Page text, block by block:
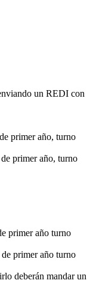
un REDI con
primer año, turno
primer año, turno
primer año turno
primer año turno
deberán mandar un